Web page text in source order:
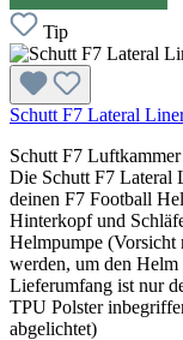
Tip
Schutt F7 Lateral
Schutt F7
Die Schutt F7 Lateral
deinen F7 Football
Hinterkopf und
Helmpumpe (Vorsicht
werden, um den
Lieferumfang ist nur
TPU Polster
abgelichtet)